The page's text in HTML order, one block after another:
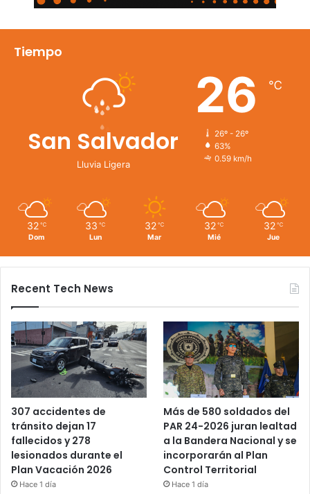
Tiempo
San Salvador
Lluvia Ligera
26 ℃
26º - 26º
63%
0.59 km/h
32 ℃
Dom
33 ℃
Lun
32 ℃
Mar
32 ℃
Mié
32 ℃
Jue
Recent Tech News
307 accidentes de
tránsito dejan 17
fallecidos y 278
lesionados durante el
Plan Vacación 2026
Hace 1 día
Más de 580 soldados del
PAR 24-2026 juran lealtad
a la Bandera Nacional y se
incorporarán al Plan
Control Territorial
Hace 1 día